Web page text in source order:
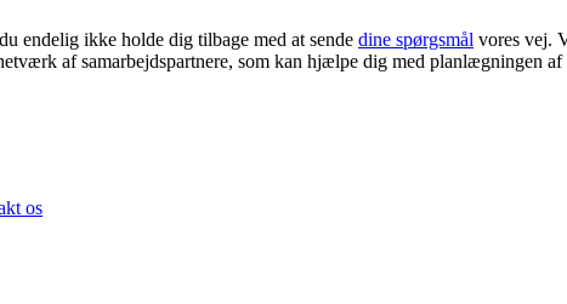
endelig ikke holde dig tilbage med at sende dine spørgsmål vores vej.
af samarbejdspartnere, som kan hjælpe dig med planlægningen af
os